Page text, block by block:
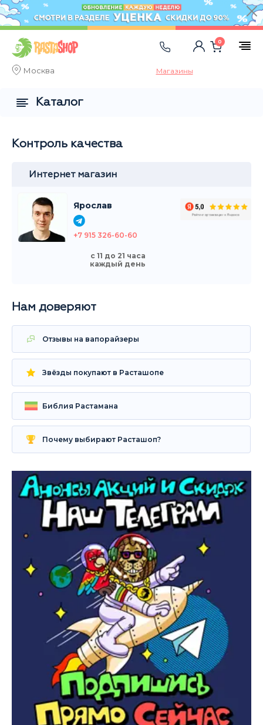
Москва Магазины
0
Контроль качества
Интернет магазин
Ярослав
+7 915 326-60-60
с 11 до 21 часа
каждый день
Нам доверяют
Отзывы на вапорайзеры
Звёзды покупают в Расташопе
Библия Растамана
Почему выбирают Расташоп?
Каталог